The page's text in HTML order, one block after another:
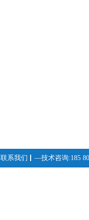
联系我们 —技术咨询:185